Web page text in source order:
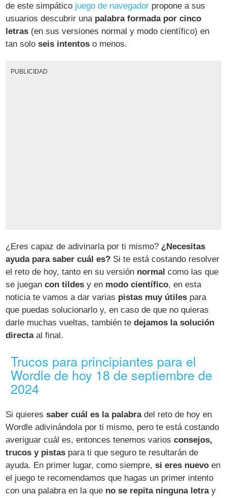
de este simpático juego de navegador propone a sus
usuarios descubrir una palabra formada por cinco
letras (en sus versiones normal y modo científico) en
tan soloseis intentos o menos.
PUBLICIDAD
¿Eres capaz de adivinarla por ti mismo? ¿Necesitas
ayuda para saber cuál es? Si te está costando resolver
el reto de hoy, tanto en su versión normal como las que
se juegancon tildes y en modo científico, en esta
noticia te vamos a dar varias pistas muy útiles para
que puedas solucionarlo y, en caso de que no quieras
darle muchas vueltas, también tedejamos la solución
directaal final.
Trucos para principiantes para el
Wordle de hoy 18 de septiembre de
2024
Si quieressaber cuál es la palabradel reto de hoy en
Wordle adivinándola por ti mismo, pero te está costando
averiguar cuál es, entonces tenemos variosconsejos,
trucos y pistas para ti que seguro te resultarán de
ayuda. En primer lugar, como siempre,si eres nuevo en
el juego te recomendamos que hagas un primer intento
con una palabra en la que no se repita ninguna letray